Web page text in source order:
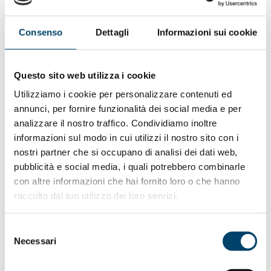
Consenso Dettagli Informazioni sui cookie
Questo sito web utilizza i cookie
Utilizziamo i cookie per personalizzare contenuti ed
annunci, per fornire funzionalità dei social media e per
analizzare il nostro traffico. Condividiamo inoltre
informazioni sul modo in cui utilizzi il nostro sito con i
nostri partner che si occupano di analisi dei dati web,
pubblicità e social media, i quali potrebbero combinarle
con altre informazioni che hai fornito loro o che hanno
raccolto dal tuo utilizzo dei loro servizi.
delNecessari
anni, prevede un organismo tecnico che dovrà identificare
le prassi migliori e nei casi di femminicidio individuare i
«buchi» del sistema. Previsti interventi nelle scuole
considerandosi pari e politiche per la presenza femminile
al lavoro e nei luoghi decisionali.
Siamo sulla buona strada? Le leggi e l’attenzione dei
media hanno portato gli enti a interrogarsi e
intraprendere azioni politiche. Nella pratica, però, diverse
sono le contestazioni da parte di associazioni.
D.i.r.e, Donne in rete contro la violenza, che riunisce molti
dei centri antiviolenza e case rifugio di formazione
femminile, denuncia poca chiarezza nella distribuzione e
non hanno ricevuto il denaro, in molte situazioni fanno sì
parte dei «tavoli», ma inascoltati. Funzionano grazie al